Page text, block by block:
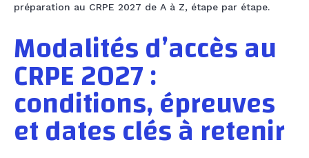
préparation au CRPE 2027 de A à Z, étape par étape.
Modalités d’accès au
CRPE 2027 :
conditions, épreuves
et dates clés à retenir